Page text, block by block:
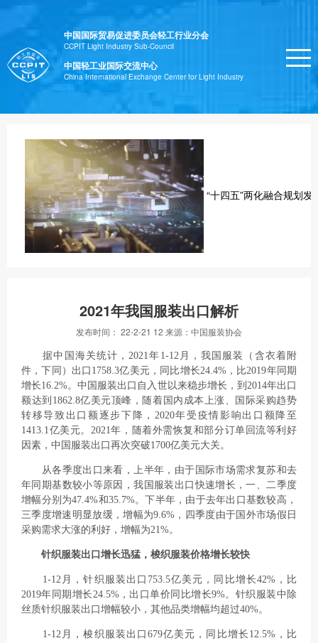
中国国际贸易促进委员会轻工行业分会
CCPIT Light Industry Sub-Council
中国轻工业国际交流中心
China International Exchange Center for Light Industry
“十四五”两化融合规划
2021年我国服装出口解析
发布时间： 22-2-21 12 来源：中国服装协会
据中国海关统计，2021年1-12月，我国服装（含衣着附
件，下同）出口1758.3亿美元，同比增长24.4%，比2019年同期
增长16.2%。中国服装出口自入世以来稳步增长，到2014年出口
额达到1862.8亿美元顶峰，随着国内成本上涨、国际采购趋势
转移导致出口额逐步下降，2020年受疫情影响出口额降至
1413.1亿美元。2021年，随着外需恢复和部分订单回流等利好
因素，中国服装出口再次突破1700亿美元大关。
从各季度出口来看，上半年，由于国际市场需求复苏和去
年同期基数较小等原因，我国服装出口快速增长，一、二季度
增幅分别为47.4%和35.7%。下半年，由于去年出口基数较高，
三季度增速明显放缓，增幅为9.6%，四季度由于国外市场假日
采购需求大涨的利好，增幅为21%。
针织服装出口增长迅猛，梭织服装价格增长较快
1-12月，针织服装出口753.5亿美元，同比增长42%，比
2019年同期增长24.5%，出口单价同比增长9%。针织服装中除
丝质针织服装出口增幅较小，其他品类增幅均超过40%。
1-12月，梭织服装出口679亿美元，同比增长12.5%，比